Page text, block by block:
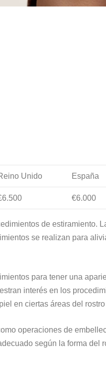
Unido España
€6.000
de estiramiento.
se realizan para
para tener una
interés en los
en ciertas áreas del
operaciones de
según la forma